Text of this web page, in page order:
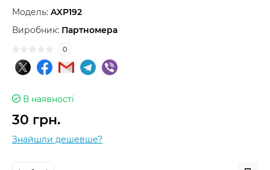
Модель: AXP192
Виробник: Партномера
0
В наявності
30 грн.
Знайшли дешевше?